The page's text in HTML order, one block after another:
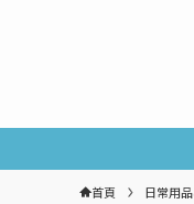
首頁 日常用